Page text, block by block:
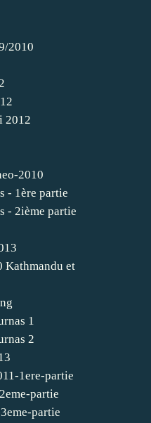
2010
2012
2010
- 1ère partie
- 2ième partie
Kathmandu et
1
2
1ere-partie
partie
partie